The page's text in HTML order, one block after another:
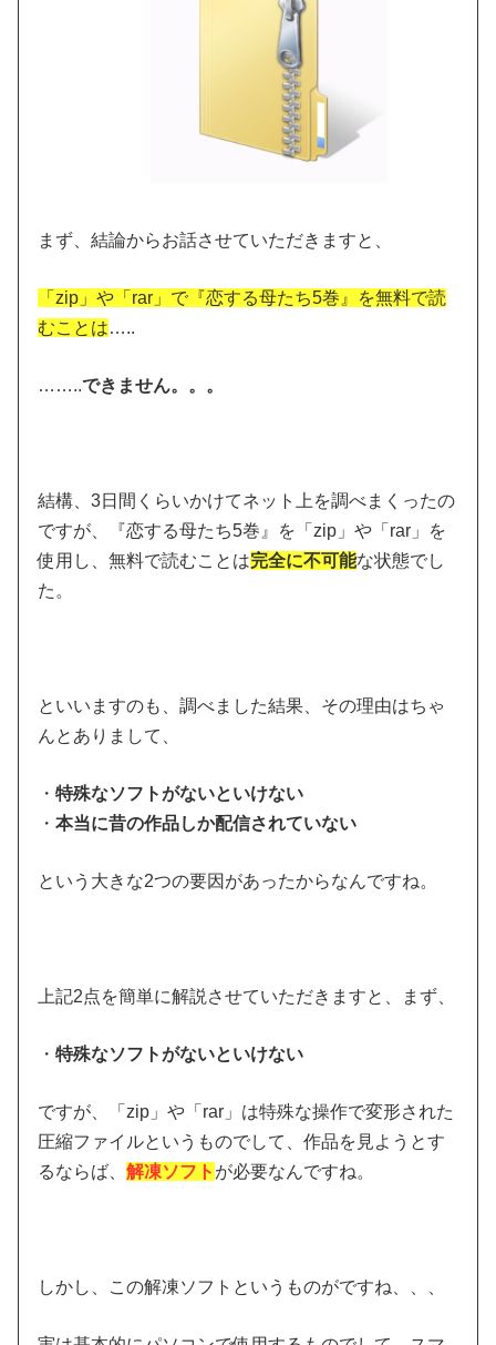
まず、結論からお話させていただきますと、
「zip」や「rar」で『恋する母たち5巻』を無料で読
むことは…..
……..できません。。。
結構、3日間くらいかけてネット上を調べまくったの
ですが、『恋する母たち5巻』を「zip」や「rar」を
使用し、無料で読むことは完全に不可能な状態でし
た。
といいますのも、調べました結果、その理由はちゃ
んとありまして、
・特殊なソフトがないといけない
・本当に昔の作品しか配信されていない
という大きな2つの要因があったからなんですね。
上記2点を簡単に解説させていただきますと、まず、
・特殊なソフトがないといけない
ですが、「zip」や「rar」は特殊な操作で変形された
圧縮ファイルというものでして、作品を見ようとす
るならば、解凍ソフト が必要なんですね。
しかし、この解凍ソフトというものがですね、、、